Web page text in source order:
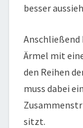
besser
Anschließend
Ärmel mit
den Reihen
muss dabei
sitzt.